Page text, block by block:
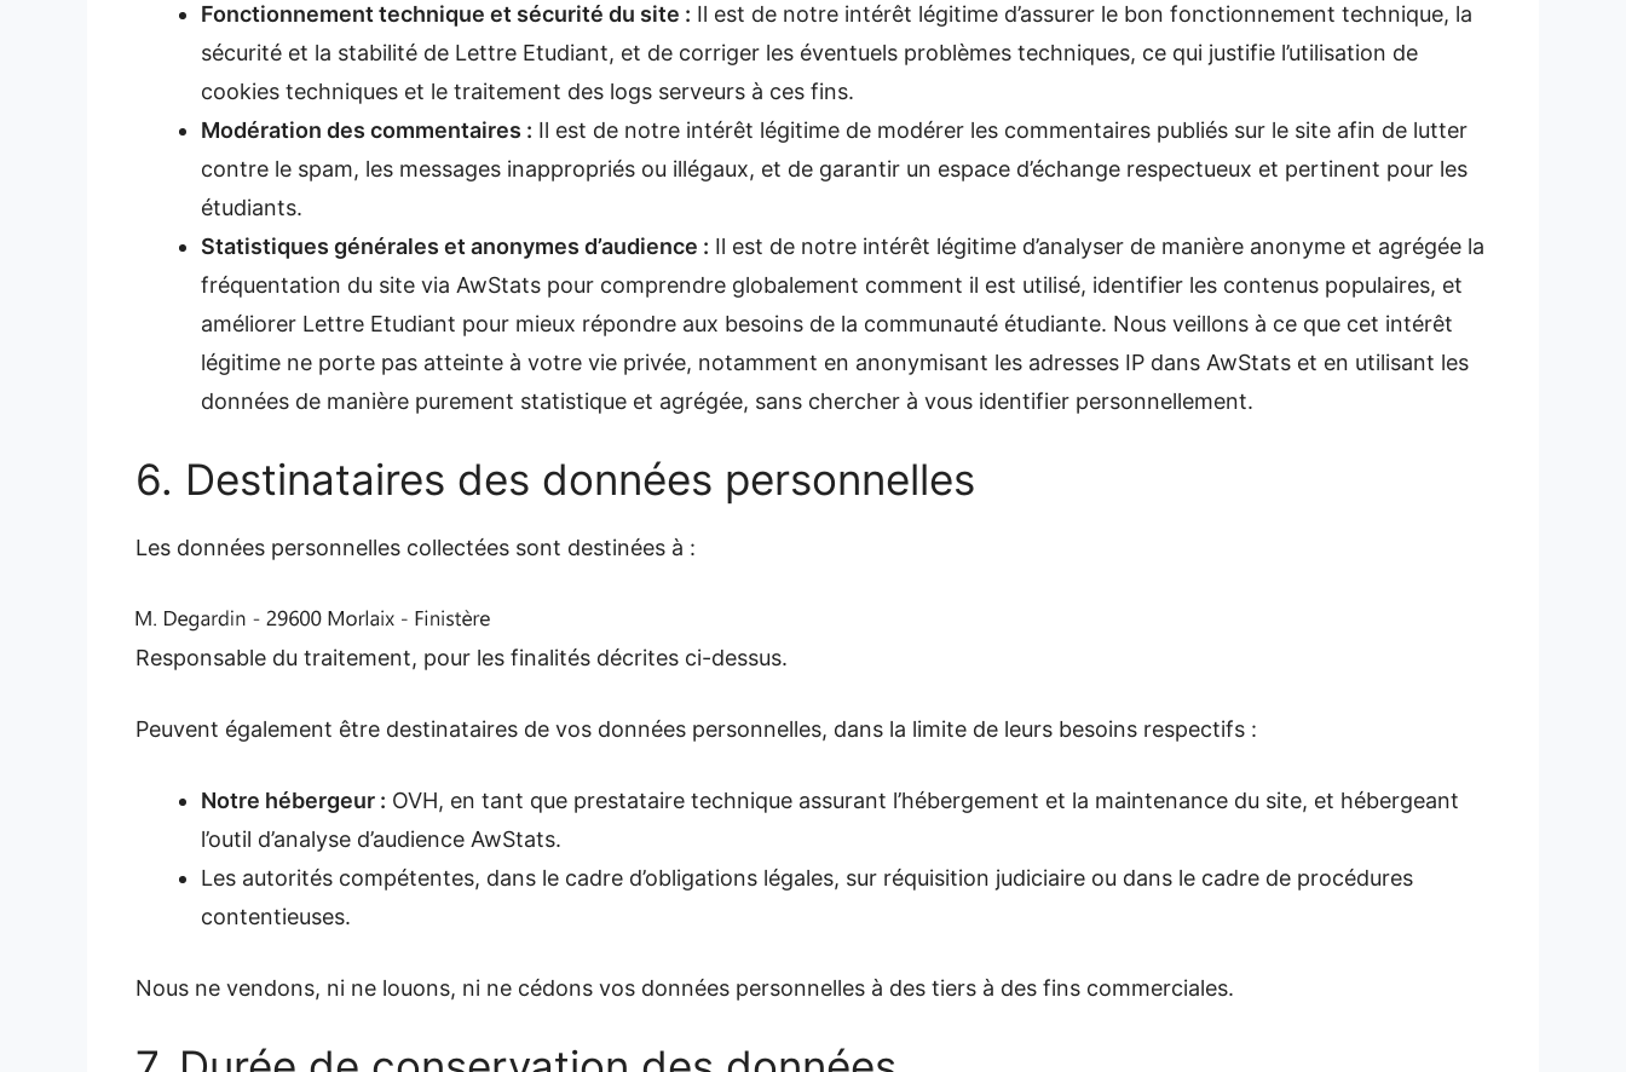
Fonctionnement technique et sécurité du site : Il est de notre intérêt légitime d’assurer le bon fonctionnement technique, la
sécurité et la stabilité de Lettre Etudiant, et de corriger les éventuels problèmes techniques, ce qui justifie l’utilisation de
cookies techniques et le traitement des logs serveurs à ces fins.
Modération des commentaires : Il est de notre intérêt légitime de modérer les commentaires publiés sur le site afin de lutter
contre le spam, les messages inappropriés ou illégaux, et de garantir un espace d’échange respectueux et pertinent pour les
étudiants.
Statistiques générales et anonymes d’audience : Il est de notre intérêt légitime d’analyser de manière anonyme et agrégée la
fréquentation du site via AwStats pour comprendre globalement comment il est utilisé, identifier les contenus populaires, et
améliorer Lettre Etudiant pour mieux répondre aux besoins de la communauté étudiante. Nous veillons à ce que cet intérêt
légitime ne porte pas atteinte à votre vie privée, notamment en anonymisant les adresses IP dans AwStats et en utilisant les
données de manière purement statistique et agrégée, sans chercher à vous identifier personnellement.
6. Destinataires des données personnelles
Les données personnelles collectées sont destinées à :
Responsable du traitement, pour les finalités décrites ci-dessus.
Peuvent également être destinataires de vos données personnelles, dans la limite de leurs besoins respectifs :
Notre hébergeur : OVH, en tant que prestataire technique assurant l’hébergement et la maintenance du site, et hébergeant
l’outil d’analyse d’audience AwStats.
Les autorités compétentes, dans le cadre d’obligations légales, sur réquisition judiciaire ou dans le cadre de procédures
contentieuses.
Nous ne vendons, ni ne louons, ni ne cédons vos données personnelles à des tiers à des fins commerciales.